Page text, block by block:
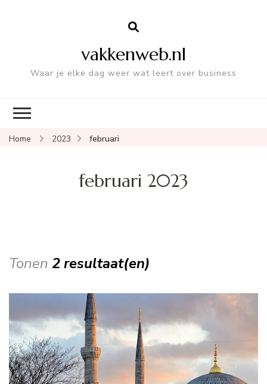
vakkenweb.nl
Waar je elke dag weer wat leert over business
Home 2023 februari
februari 2023
Tonen 2 resultaat(en)